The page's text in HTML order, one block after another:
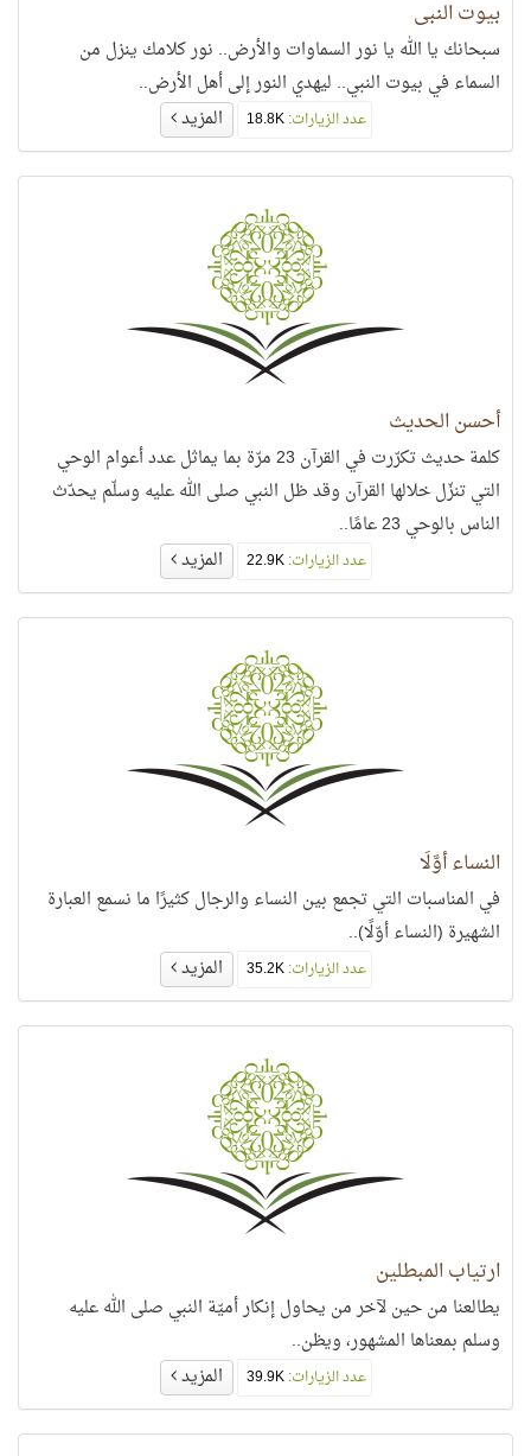
بيوت النبي
سبحانك يا الله يا نور السماوات والأرض.. نور كلامك ينزل من
السماء في بيوت النبي.. ليهدي النور إلى أهل الأرض..
عدد الزيارات:18.8K المزيد
أحسن الحديث
كلمة حديث تكرّرت في القرآن 23 مرّة بما يماثل عدد أعوام الوحي
التي تنزّل خلالها القرآن وقد ظل النبي صلى الله عليه وسلّم يحدّث
الناس بالوحي 23 عامًا..
عدد الزيارات:22.9K المزيد
النساء أوَّلًا
في المناسبات التي تجمع بين النساء والرجال كثيرًا ما نسمع العبارة
الشهيرة (النساء أوّلًا)..
عدد الزيارات:35.2K المزيد
ارتياب المبطلين
يطالعنا من حين لآخر من يحاول إنكار أميّة النبي صلى الله عليه
وسلم بمعناها المشهور، ويظن..
عدد الزيارات:39.9K المزيد